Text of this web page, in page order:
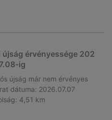
újság érvényessége 202
ig
újság már nem érvényes
dátuma: 2026.07.07
4,51 km